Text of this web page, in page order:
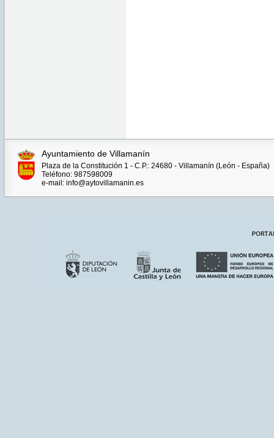
Ayuntamiento de Villamanín
Plaza de la Constitución 1 - C.P.: 24680 - Villamanín (León - España)
Teléfono: 987598009
e-mail: info@aytovillamanin.es